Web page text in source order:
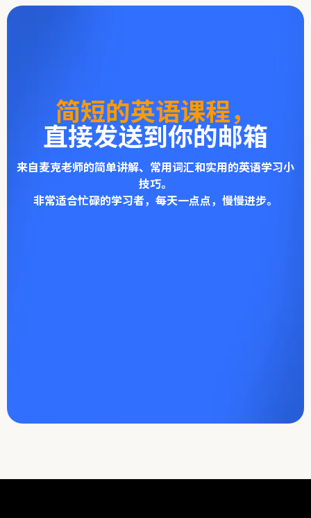
简短的英语课程，
直接发送到你的邮箱
来自麦克老师的简单讲解、常用词汇和实用的英语学习小
技巧。
非常适合忙碌的学习者，每天一点点，慢慢进步。